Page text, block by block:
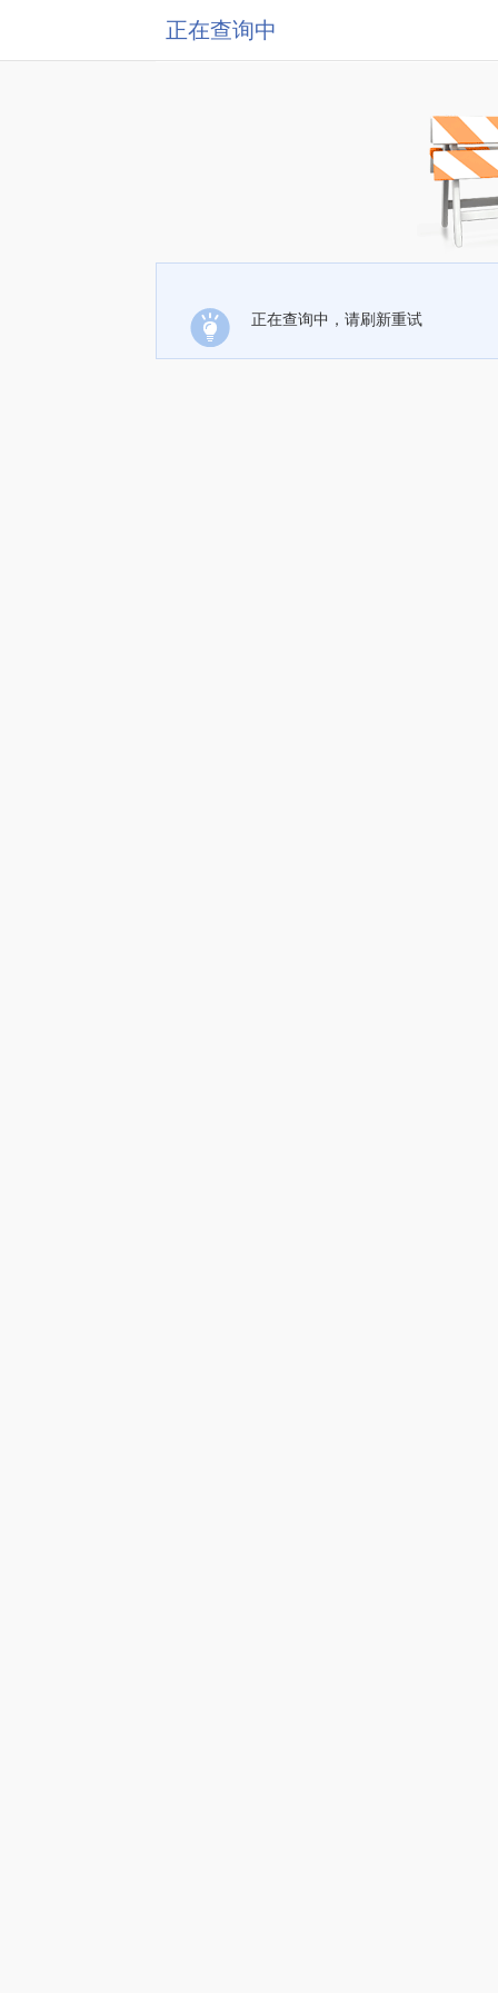
正在查询中
正在查询中，请刷新重试